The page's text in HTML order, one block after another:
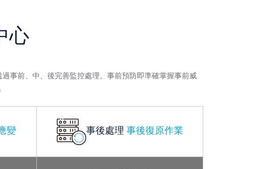
心
事前、中、後完善監控處理。事前預防即準確掌握事前威
變 事後處理 事後復原作業